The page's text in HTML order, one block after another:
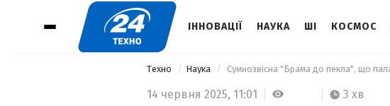
ІННОВАЦІЇ НАУКА ШІ КОСМОС
Техно Наука
14 червня 2025, 11:01 3 хв